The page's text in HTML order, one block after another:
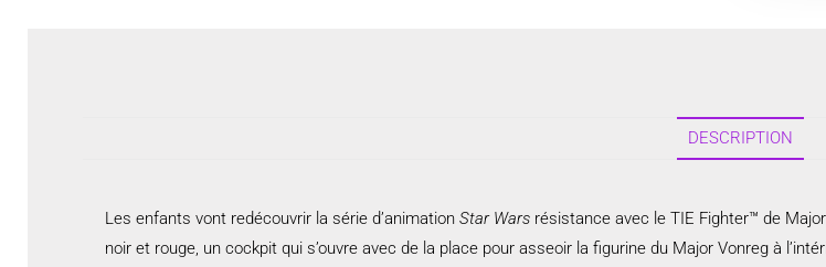
DESCRIPTION
Les enfants vont redécouvrir la série d’animation Star Wars résistance avec le TIE Fighter™ de
noir et rouge, un cockpit qui s’ouvre avec de la place pour asseoir la figurine du Major Vonreg à